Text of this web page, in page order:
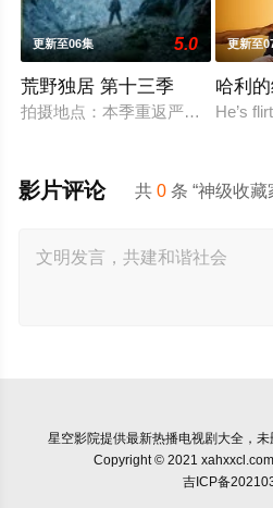
更新至06集 5.0
荒野独居 第十三季
拍摄地点：本季重返严寒的北极
更新至
哈利
He’s
共0 条 “神级收
影片评论
星空影院提供最新热播电视剧大全，
Copyright © 2021
吉ICP备